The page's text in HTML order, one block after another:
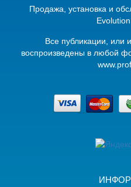
Продажа, установка и
Вcе публикации, или
воспроизведены в любой